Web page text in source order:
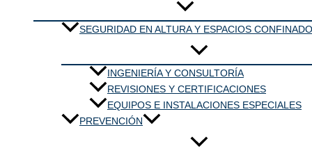
SEGURIDAD EN ALTURA Y ESPACIOS
INGENIERÍA Y CONSULTORÍA
REVISIONES Y CERTIFICACIONES
EQUIPOS E INSTALACIONES ESPECIALES
PREVENCIÓN